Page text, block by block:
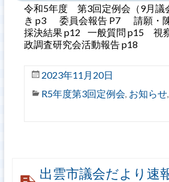
令和5年度 第3回定例会（9月
き p3 委員会報告 P7 請願・
採決結果 p12 一般質問 p15 視
政調査研究会活動報告 p18
2023年11月20日
R5年度第3回定例会, お知らせ,
出雲市議会だより速